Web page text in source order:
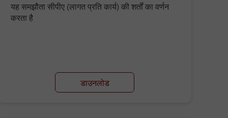
यह समझौता सीपीए (लागत प्रति कार्य) की शर्तों का वर्णन
करता है
डाउनलोड